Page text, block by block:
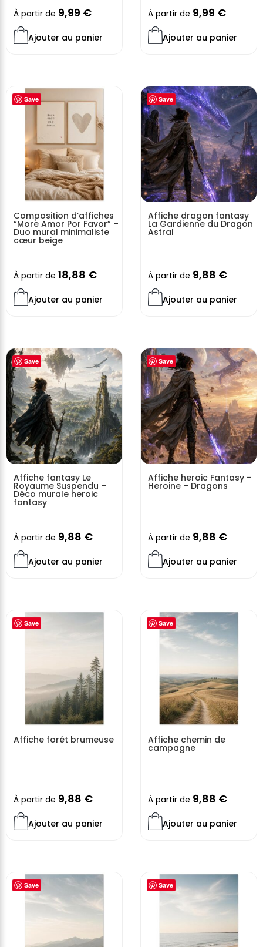
À partir de 9,99 €
Ajouter au panier
À partir de 9,99 €
Ajouter au panier
Save
Composition d’affiches
“More Amor Por Favor” –
Duo mural minimaliste
cœur beige
À partir de 18,88 €
Ajouter au panier
Save
Affiche dragon fantasy
La Gardienne du Dragon
Astral
À partir de 9,88 €
Ajouter au panier
Save
Affiche fantasy Le
Royaume Suspendu –
Déco murale heroic
fantasy
À partir de 9,88 €
Ajouter au panier
Save
Affiche heroic Fantasy –
Heroine – Dragons
À partir de 9,88 €
Ajouter au panier
Save
Affiche forêt brumeuse
À partir de 9,88 €
Ajouter au panier
Save
Affiche chemin de
campagne
À partir de 9,88 €
Ajouter au panier
Save Save